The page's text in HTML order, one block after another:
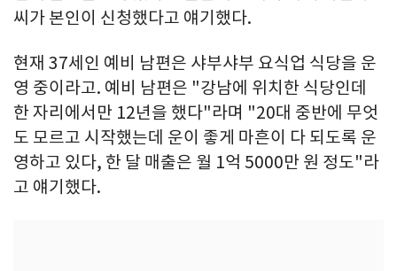
씨가 본인이 신청했다고 얘기했다.
현재 37세인 예비 남편은 샤부샤부 요식업 식당을 운
영 중이라고. 예비 남편은 "강남에 위치한 식당인데
한 자리에서만 12년을 했다"라며 "20대 중반에 무엇
도 모르고 시작했는데 운이 좋게 마흔이 다 되도록 운
영하고 있다, 한 달 매출은 월 1억 5000만 원 정도"라
고 얘기했다.